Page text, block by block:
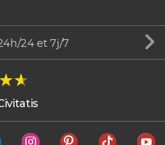
24 et 7j/7